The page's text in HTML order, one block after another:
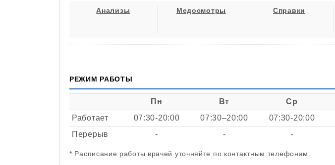
Анализы Медосмотры Справки
РЕЖИМ РАБОТЫ
Пн Вт Ср
Работает
07:30-20:00 07:30–20:00 07:30-20:00
Перерыв
- - -
* Расписание работы врачей уточняйте по контактным телефонам.